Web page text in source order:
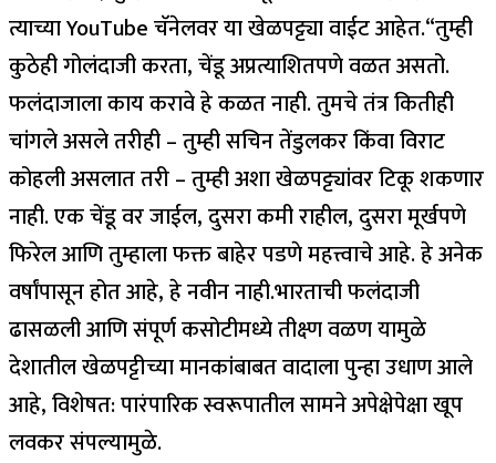
त्याच्या YouTube चॅनेलवर या खेळपट्ट्या वाईट आहेत.“तुम्ही
कुठेही गोलंदाजी करता, चेंडू अप्रत्याशितपणे वळत असतो.
फलंदाजाला काय करावे हे कळत नाही. तुमचे तंत्र कितीही
चांगले असले तरीही – तुम्ही सचिन तेंडुलकर किंवा विराट
कोहली असलात तरी – तुम्ही अशा खेळपट्ट्यांवर टिकू शकणार
नाही. एक चेंडू वर जाईल, दुसरा कमी राहील, दुसरा मूर्खपणे
फिरेल आणि तुम्हाला फक्त बाहेर पडणे महत्त्वाचे आहे. हे अनेक
वर्षांपासून होत आहे, हे नवीन नाही.भारताची फलंदाजी
ढासळली आणि संपूर्ण कसोटीमध्ये तीक्ष्ण वळण यामुळे
देशातील खेळपट्टीच्या मानकांबाबत वादाला पुन्हा उधाण आले
आहे, विशेषत: पारंपारिक स्वरूपातील सामने अपेक्षेपेक्षा खूप
लवकर संपल्यामुळे.